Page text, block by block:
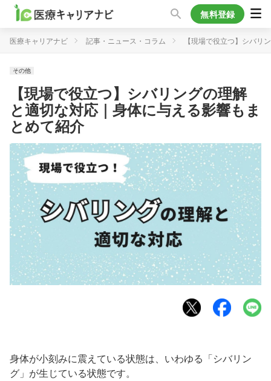
無料登録
医療キャリアナビ 記事・ニュース・コラム 【現場で役立つ】シバリ
その他
【現場で役立つ】シバリングの理解
と適切な対応｜身体に与える影響もま
とめて紹介
身体が小刻みに震えている状態は、いわゆる「シバリン
グ」が生じている状態です。